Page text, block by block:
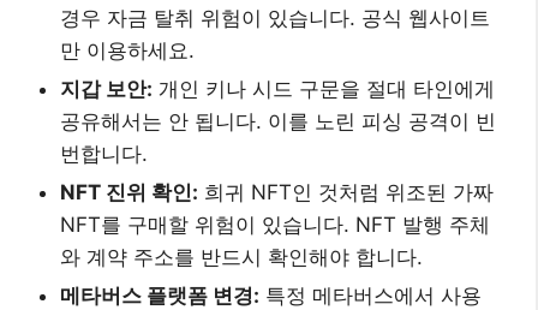
경우 자금 탈취 위험이 있습니다. 공식 웹사이트
만 이용하세요.
지갑 보안: 개인 키나 시드 구문을 절대 타인에게
공유해서는 안 됩니다. 이를 노린 피싱 공격이 빈
번합니다.
NFT 진위 확인: 희귀 NFT인 것처럼 위조된 가짜
NFT를 구매할 위험이 있습니다. NFT 발행 주체
와 계약 주소를 반드시 확인해야 합니다.
메타버스 플랫폼 변경: 특정 메타버스에서 사용